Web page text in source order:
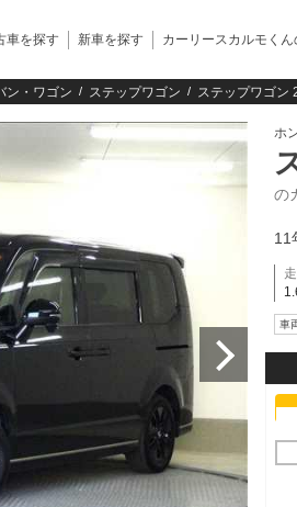
車を探す 新車を探す カーリースカルモく
ン・ワゴン ステップワゴン ステップワゴン
ホ
の
11
車